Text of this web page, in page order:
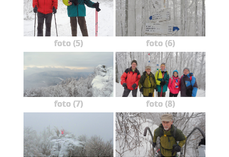
foto (5) foto (6)
foto (7) foto (8)